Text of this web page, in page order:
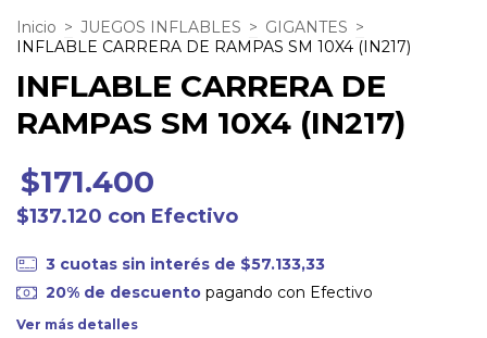
Inicio > JUEGOS INFLABLES > GIGANTES >
INFLABLE CARRERA DE RAMPAS SM 10X4 (IN217)
INFLABLE CARRERA DE
RAMPAS SM 10X4 (IN217)
$171.400
$137.120 con Efectivo
3 cuotas sin interés de $57.133,33
20% de descuentopagando con Efectivo
Ver más detalles